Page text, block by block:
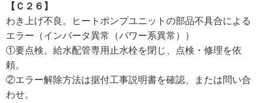
【Ｃ２６】
わき上げ不良。ヒートポンプユニットの部品不具合による
エラー（インバータ異常（パワー系異常））
①要点検。給水配管専用止水栓を閉じ、点検・修理を依
頼。
②エラー解除方法は据付工事説明書を確認、または問い合
わせ。